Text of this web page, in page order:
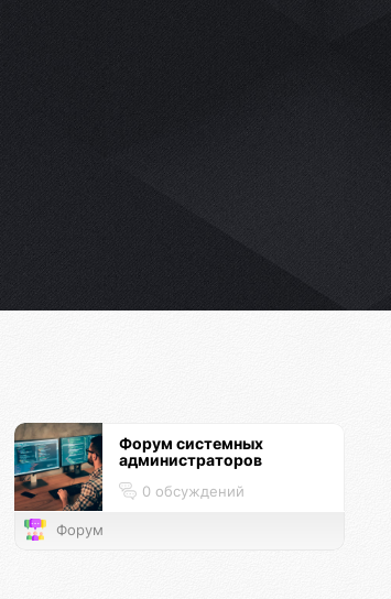
Форум системных
администраторов
0 обсуждений
Форум